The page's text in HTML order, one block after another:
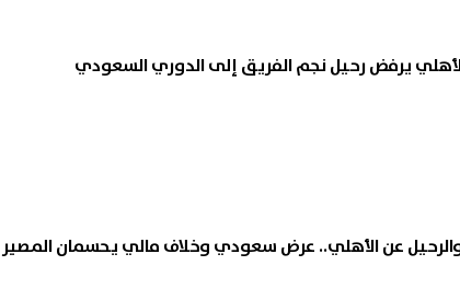
الأهلي يرفض رحيل نجم الفريق إلى الدوري السعودي
والرحيل عن الأهلي.. عرض سعودي وخلاف مالي يحسمان المصير
الحكمة 14 أغسطس
بمدارس المتفوقين للعلوم